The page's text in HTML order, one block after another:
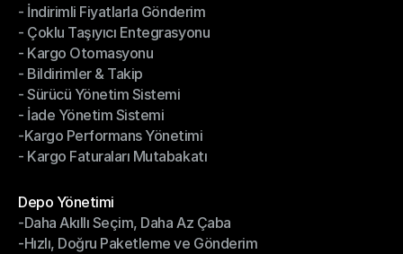
Gönderim Yönetimi
- İndirimli Fiyatlarla Gönderim
- İndirimli Fiyatlarla Gönderim
- Çoklu Taşıyıcı Entegrasyonu
- Çoklu Taşıyıcı Entegrasyonu
- Kargo Otomasyonu
- Kargo Otomasyonu
- Bildirimler & Takip
- Bildirimler & Takip
- Sürücü Yönetim Sistemi
- Sürücü Yönetim Sistemi
- İade Yönetim Sistemi
- İade Yönetim Sistemi
-Kargo Performans Yönetimi
-Kargo Performans Yönetimi
- Kargo Faturaları Mutabakatı
Depo Yönetimi
Depo Yönetimi
-Daha Akıllı Seçim, Daha Az Çaba
-Daha Akıllı Seçim, Daha Az Çaba
-Hızlı, Doğru Paketleme ve Gönderim